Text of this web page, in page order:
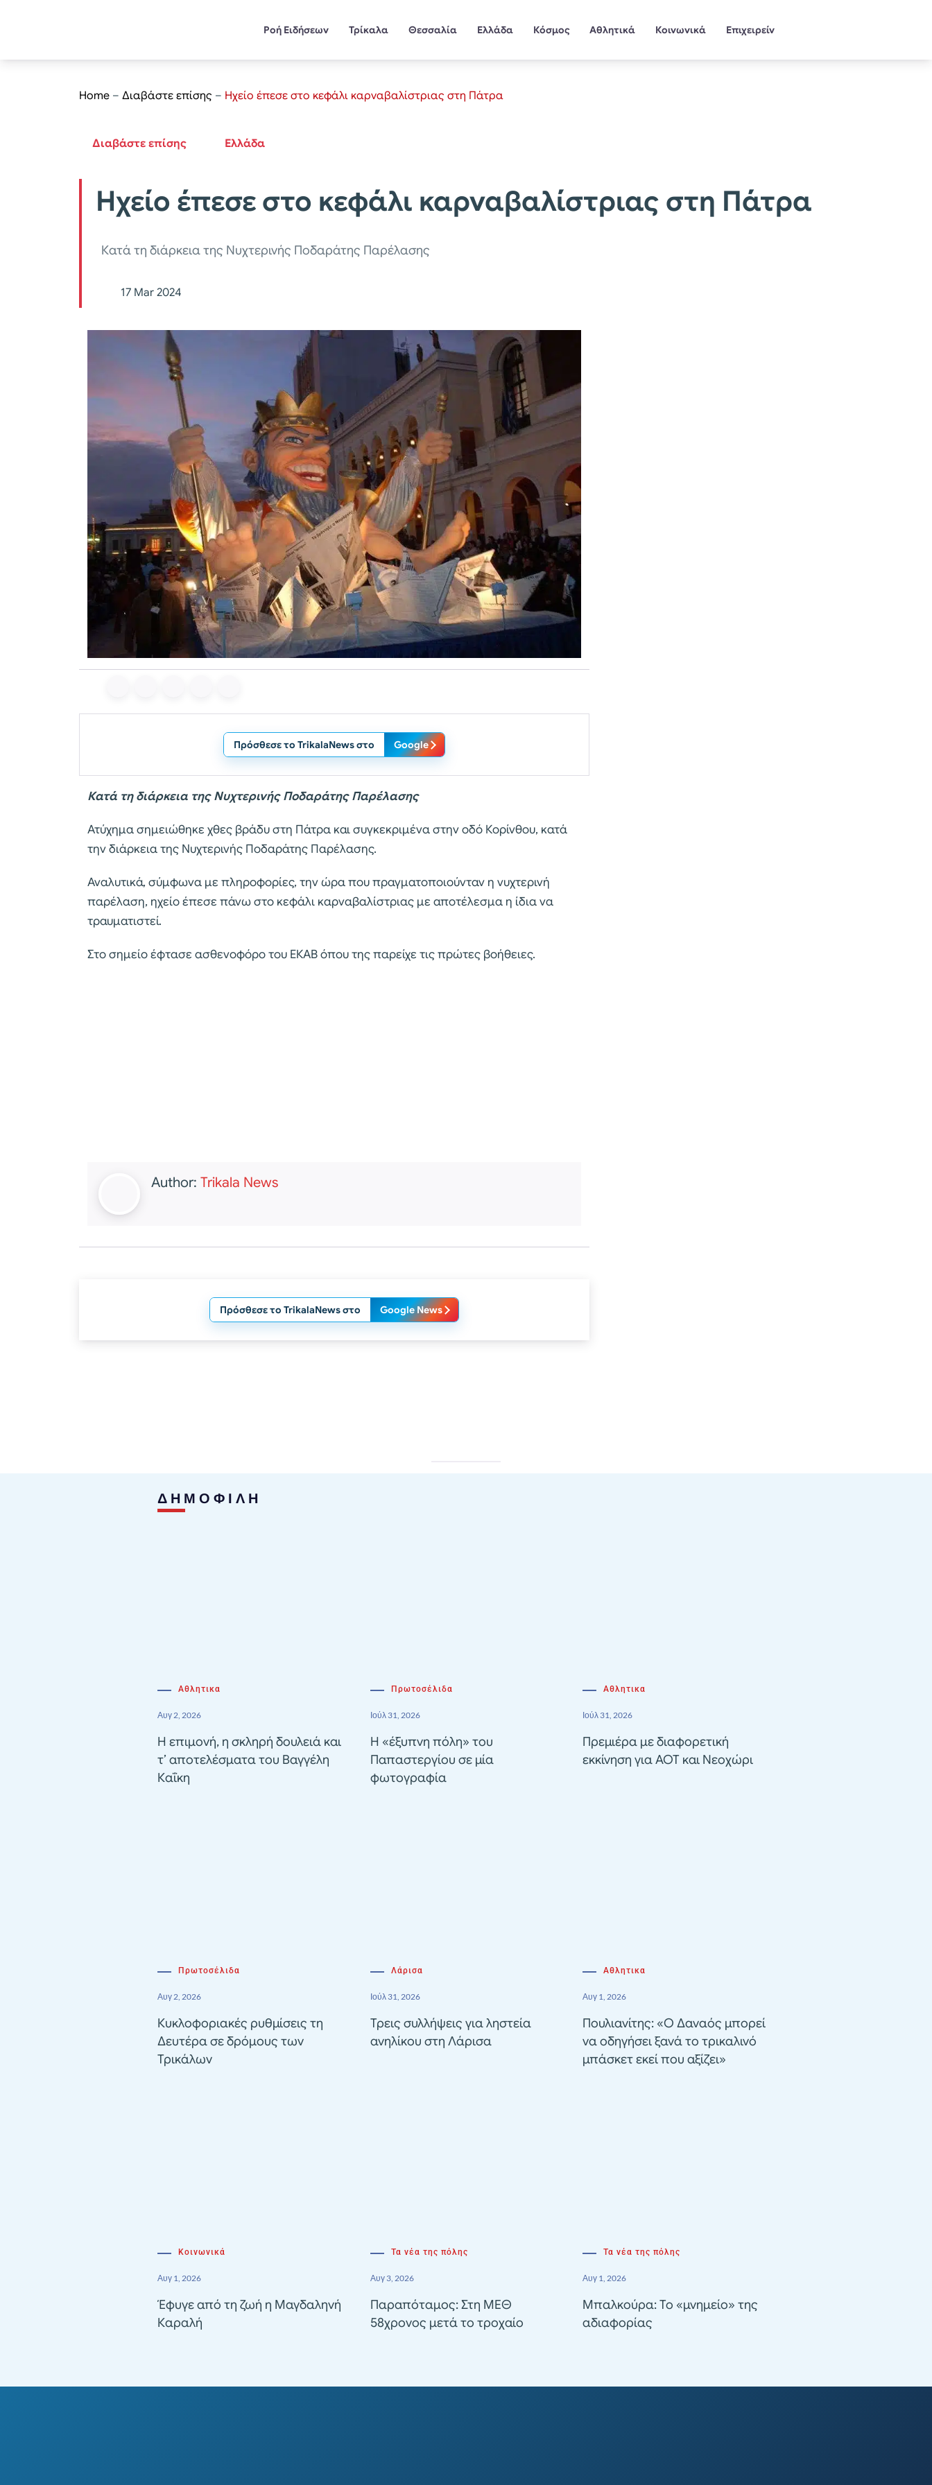
Ροή Ειδήσεων Τρίκαλα Θεσσαλία Ελλάδα Κόσμος Αθλητικά Κοινωνικά Επιχειρείν
Home – Διαβάστε επίσης – Ηχείο έπεσε στο κεφάλι καρναβαλίστριας στη Πάτρα
Διαβάστε επίσης Ελλάδα
Ηχείο έπεσε στο κεφάλι καρναβαλίστριας στη Πάτρα
Κατά τη διάρκεια της Νυχτερινής Ποδαράτης Παρέλασης
17 Mar 2024
Πρόσθεσε το TrikalaNews στο Google
Κατά τη διάρκεια της Νυχτερινής Ποδαράτης Παρέλασης
Ατύχημα σημειώθηκε χθες βράδυ στη Πάτρα και συγκεκριμένα στην οδό Κορίνθου, κατά
την διάρκεια της Νυχτερινής Ποδαράτης Παρέλασης.
Αναλυτικά, σύμφωνα με πληροφορίες, την ώρα που πραγματοποιούνταν η νυχτερινή
παρέλαση, ηχείο έπεσε πάνω στο κεφάλι καρναβαλίστριας με αποτέλεσμα η ίδια να
τραυματιστεί.
Στο σημείο έφτασε ασθενοφόρο του ΕΚΑΒ όπου της παρείχε τις πρώτες βοήθειες.
Author: Trikala News
Πρόσθεσε το TrikalaNews στο Google News
ΔΗΜΟΦΙΛΗ
Αθλητικα
Αυγ 2, 2026
Η επιμονή, η σκληρή δουλειά και
τ’ αποτελέσματα του Βαγγέλη
Καΐκη
Πρωτοσέλιδα
Ιούλ 31, 2026
Η «έξυπνη πόλη» του
Παπαστεργίου σε μία
φωτογραφία
Αθλητικα
Ιούλ 31, 2026
Πρεμιέρα με διαφορετική
εκκίνηση για ΑΟΤ και Νεοχώρι
Πρωτοσέλιδα
Αυγ 2, 2026
Κυκλοφοριακές ρυθμίσεις τη
Δευτέρα σε δρόμους των
Τρικάλων
Λάρισα
Ιούλ 31, 2026
Τρεις συλλήψεις για ληστεία
ανηλίκου στη Λάρισα
Αθλητικα
Αυγ 1, 2026
Πουλιανίτης: «Ο Δαναός μπορεί
να οδηγήσει ξανά το τρικαλινό
μπάσκετ εκεί που αξίζει»
Κοινωνικά
Αυγ 1, 2026
Έφυγε από τη ζωή η Μαγδαληνή
Καραλή
Τα νέα της πόλης
Αυγ 3, 2026
Παραπόταμος: Στη ΜΕΘ
58χρονος μετά το τροχαίο
Τα νέα της πόλης
Αυγ 1, 2026
Μπαλκούρα: Το «μνημείο» της
αδιαφορίας